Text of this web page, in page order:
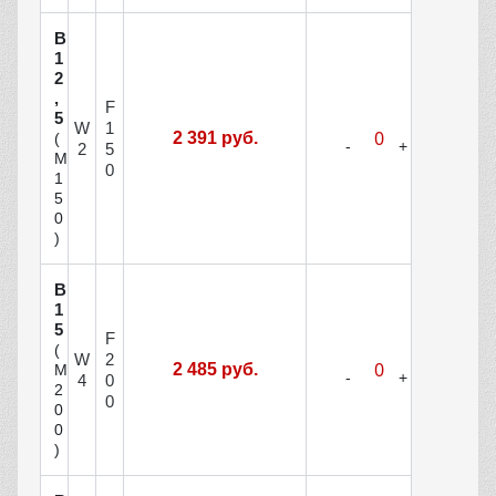
В
1
2
,
5
(
М
1
5
0
)
W
2
F
1
5
0
2 391 руб.
В
1
5
(
М
2
0
0
)
W
4
F
2
0
0
2 485 руб.